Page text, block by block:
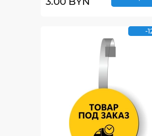
-